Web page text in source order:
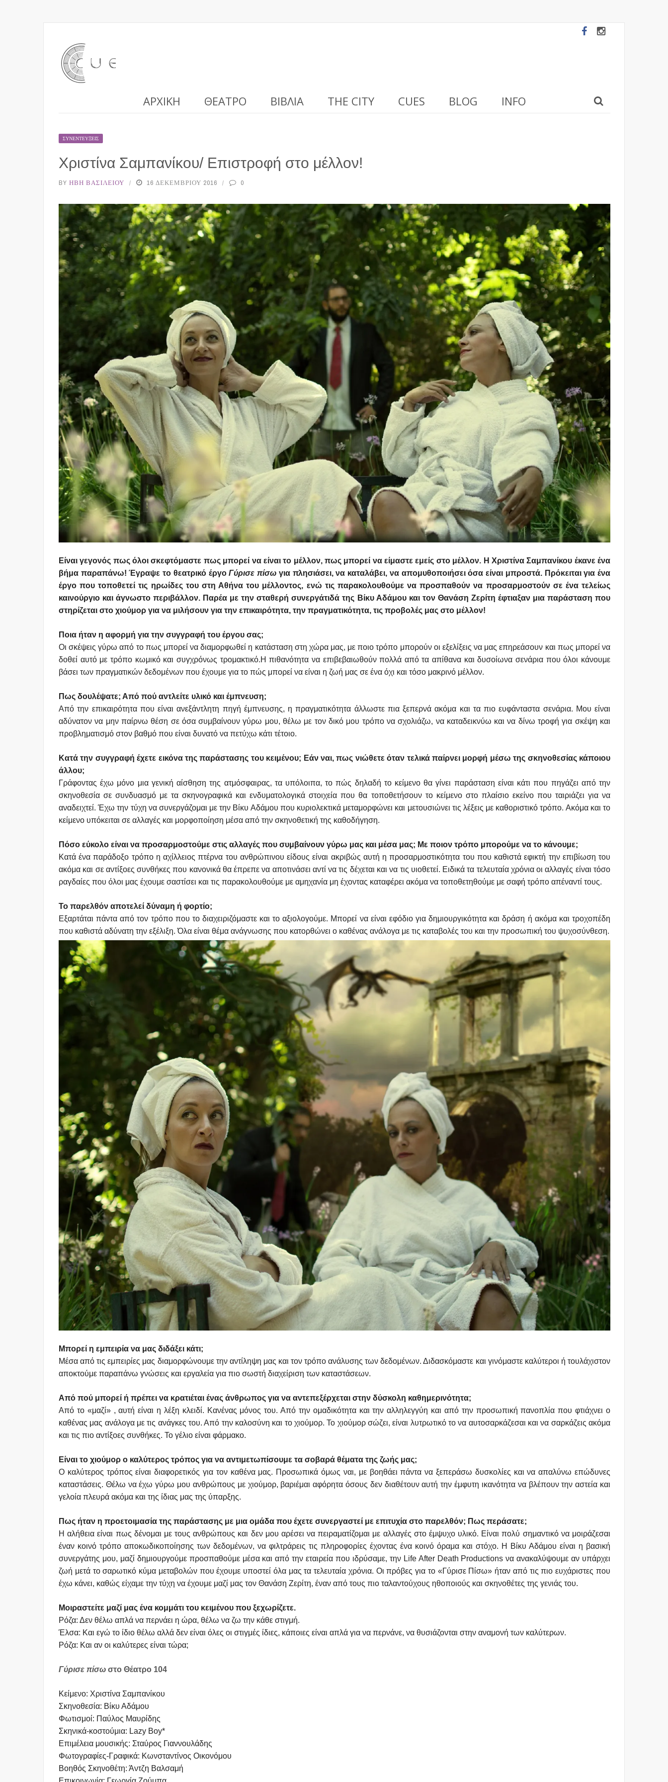
ΑΡΧΙΚΉ ΘΈΑΤΡΟ ΒΙΒΛΊΑ THE CITY CUES BLOG INFO
ΣΥΝΕΝΤΕΎΞΕΙΣ
Χριστίνα Σαμπανίκου/ Επιστροφή στο μέλλον!
BY ΉΒΗ ΒΑΣΙΛΕΊΟΥ 16 ΔΕΚΕΜΒΡΊΟΥ 2016 0
Είναι γεγονός πως όλοι σκεφτόμαστε πως μπορεί να είναι το μέλλον, πως μπορεί να είμαστε εμείς στο μέλλον. Η Χριστίνα Σαμπανίκου έκανε ένα
βήμα παραπάνω! Έγραψε το θεατρικό έργοΓύρισε πίσω για πλησιάσει, να καταλάβει, να απομυθοποιήσει όσα είναι μπροστά. Πρόκειται για ένα
έργο που τοποθετεί τις ηρωίδες του στη Αθήνα του μέλλοντος, ενώ τις παρακολουθούμε να προσπαθούν να προσαρμοστούν σε ένα τελείως
καινούργιο και άγνωστο περιβάλλον. Παρέα με την σταθερή συνεργάτιδά της Βίκυ Αδάμου και τον Θανάση Ζερίτη έφτιαξαν μια παράσταση που
στηρίζεται στο χιούμορ για να μιλήσουν για την επικαιρότητα, την πραγματικότητα, τις προβολές μας στο μέλλον!
Ποια ήταν η αφορμή για την συγγραφή του έργου σας;
Οι σκέψεις γύρω από το πως μπορεί να διαμορφωθεί η κατάσταση στη χώρα μας, με ποιο τρόπο μπορούν οι εξελίξεις να μας επηρεάσουν και πως μπορεί να
δοθεί αυτό με τρόπο κωμικό και συγχρόνως τρομακτικό.Η πιθανότητα να επιβεβαιωθούν πολλά από τα απίθανα και δυσοίωνα σενάρια που όλοι κάνουμε
βάσει των πραγματικών δεδομένων που έχουμε για το πώς μπορεί να είναι η ζωή μας σε ένα όχι και τόσο μακρινό μέλλον.
Πως δουλέψατε; Από πού αντλείτε υλικό και έμπνευση;
Από την επικαιρότητα που είναι ανεξάντλητη πηγή έμπνευσης, η πραγματικότητα άλλωστε πια ξεπερνά ακόμα και τα πιο ευφάνταστα σενάρια. Μου είναι
αδύνατον να μην παίρνω θέση σε όσα συμβαίνουν γύρω μου, θέλω με τον δικό μου τρόπο να σχολιάζω, να καταδεικνύω και να δίνω τροφή για σκέψη και
προβληματισμό στον βαθμό που είναι δυνατό να πετύχω κάτι τέτοιο.
Κατά την συγγραφή έχετε εικόνα της παράστασης του κειμένου; Εάν ναι, πως νιώθετε όταν τελικά παίρνει μορφή μέσω της σκηνοθεσίας κάποιου
άλλου;
Γράφοντας έχω μόνο μια γενική αίσθηση της ατμόσφαιρας, τα υπόλοιπα, το πώς δηλαδή το κείμενο θα γίνει παράσταση είναι κάτι που πηγάζει από την
σκηνοθεσία σε συνδυασμό με τα σκηνογραφικά και ενδυματολογικά στοιχεία που θα τοποθετήσουν το κείμενο στο πλαίσιο εκείνο που ταιριάζει για να
αναδειχτεί. Έχω την τύχη να συνεργάζομαι με την Βίκυ Αδάμου που κυριολεκτικά μεταμορφώνει και μετουσιώνει τις λέξεις με καθοριστικό τρόπο. Ακόμα και το
κείμενο υπόκειται σε αλλαγές και μορφοποίηση μέσα από την σκηνοθετική της καθοδήγηση.
Πόσο εύκολο είναι να προσαρμοστούμε στις αλλαγές που συμβαίνουν γύρω μας και μέσα μας; Με ποιον τρόπο μπορούμε να το κάνουμε;
Κατά ένα παράδοξο τρόπο η αχίλλειος πτέρνα του ανθρώπινου είδους είναι ακριβώς αυτή η προσαρμοστικότητα του που καθιστά εφικτή την επιβίωση του
ακόμα και σε αντίξοες συνθήκες που κανονικά θα έπρεπε να αποτινάσει αντί να τις δέχεται και να τις υιοθετεί. Ειδικά τα τελευταία χρόνια οι αλλαγές είναι τόσο
ραγδαίες που όλοι μας έχουμε σαστίσει και τις παρακολουθούμε με αμηχανία μη έχοντας καταφέρει ακόμα να τοποθετηθούμε με σαφή τρόπο απέναντί τους.
Το παρελθόν αποτελεί δύναμη ή φορτίο;
Εξαρτάται πάντα από τον τρόπο που το διαχειριζόμαστε και το αξιολογούμε. Μπορεί να είναι εφόδιο για δημιουργικότητα και δράση ή ακόμα και τροχοπέδη
που καθιστά αδύνατη την εξέλιξη. Όλα είναι θέμα ανάγνωσης που κατορθώνει ο καθένας ανάλογα με τις καταβολές του και την προσωπική του ψυχοσύνθεση.
Μπορεί η εμπειρία να μας διδάξει κάτι;
Μέσα από τις εμπειρίες μας διαμορφώνουμε την αντίληψη μας και τον τρόπο ανάλυσης των δεδομένων. Διδασκόμαστε και γινόμαστε καλύτεροι ή τουλάχιστον
αποκτούμε παραπάνω γνώσεις και εργαλεία για πιο σωστή διαχείριση των καταστάσεων.
Από πού μπορεί ή πρέπει να κρατιέται ένας άνθρωπος για να αντεπεξέρχεται στην δύσκολη καθημερινότητα;
Από το «μαζί» , αυτή είναι η λέξη κλειδί. Κανένας μόνος του. Από την ομαδικότητα και την αλληλεγγύη και από την προσωπική πανοπλία που φτιάχνει ο
καθένας μας ανάλογα με τις ανάγκες του. Από την καλοσύνη και το χιούμορ. Το χιούμορ σώζει, είναι λυτρωτικό το να αυτοσαρκάζεσαι και να σαρκάζεις ακόμα
και τις πιο αντίξοες συνθήκες. Το γέλιο είναι φάρμακο.
Είναι το χιούμορ ο καλύτερος τρόπος για να αντιμετωπίσουμε τα σοβαρά θέματα της ζωής μας;
Ο καλύτερος τρόπος είναι διαφορετικός για τον καθένα μας. Προσωπικά όμως ναι, με βοηθάει πάντα να ξεπεράσω δυσκολίες και να απαλύνω επώδυνες
καταστάσεις. Θέλω να έχω γύρω μου ανθρώπους με χιούμορ, βαριέμαι αφόρητα όσους δεν διαθέτουν αυτή την έμφυτη ικανότητα να βλέπουν την αστεία και
γελοία πλευρά ακόμα και της ίδιας μας της ύπαρξης.
Πως ήταν η προετοιμασία της παράστασης με μια ομάδα που έχετε συνεργαστεί με επιτυχία στο παρελθόν; Πως περάσατε;
Η αλήθεια είναι πως δένομαι με τους ανθρώπους και δεν μου αρέσει να πειραματίζομαι με αλλαγές στο έμψυχο υλικό. Είναι πολύ σημαντικό να μοιράζεσαι
έναν κοινό τρόπο αποκωδικοποίησης των δεδομένων, να φιλτράρεις τις πληροφορίες έχοντας ένα κοινό όραμα και στόχο. Η Βίκυ Αδάμου είναι η βασική
συνεργάτης μου, μαζί δημιουργούμε προσπαθούμε μέσα και από την εταιρεία που ιδρύσαμε, την Life After Death Productions να ανακαλύψουμε αν υπάρχει
ζωή μετά το σαρωτικό κύμα μεταβολών που έχουμε υποστεί όλα μας τα τελευταία χρόνια. Οι πρόβες για το «Γύρισε Πίσω» ήταν από τις πιο ευχάριστες που
έχω κάνει, καθώς είχαμε την τύχη να έχουμε μαζί μας τον Θανάση Ζερίτη, έναν από τους πιο ταλαντούχους ηθοποιούς και σκηνοθέτες της γενιάς του.
Μοιραστείτε μαζί μας ένα κομμάτι του κειμένου που ξεχωρίζετε.
Ρόζα: Δεν θέλω απλά να περνάει η ώρα, θέλω να ζω την κάθε στιγμή.
Έλσα: Και εγώ το ίδιο θέλω αλλά δεν είναι όλες οι στιγμές ίδιες, κάποιες είναι απλά για να περνάνε, να θυσιάζονται στην αναμονή των καλύτερων.
Ρόζα: Και αν οι καλύτερες είναι τώρα;
Γύρισε πίσω στο Θέατρο 104
Κείμενο: Xριστίνα Σαμπανίκου
Σκηνοθεσία: Bίκυ Αδάμου
Φωτισμοί: Παύλος Μαυρίδης
Σκηνικά-κοστούμια: Lazy Boy*
Επιμέλεια μουσικής: Σταύρος Γιαννουλάδης
Φωτογραφίες-Γραφικά: Κωνσταντίνος Οικονόμου
Βοηθός Σκηνοθέτη: Άντζη Βαλσαμή